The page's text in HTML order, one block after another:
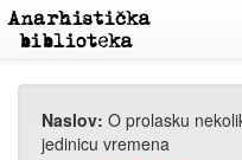
Naslov: O prolasku
jedinicu vremena